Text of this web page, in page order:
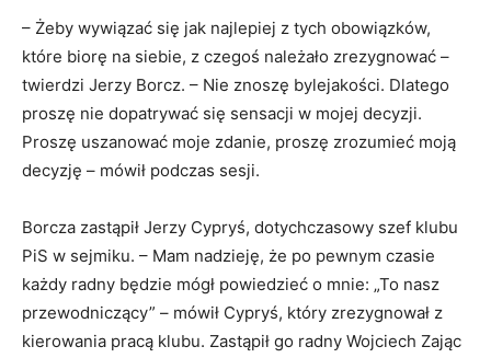
– Żeby wywiązać się jak najlepiej z tych obowiązków,
które biorę na siebie, z czegoś należało zrezygnować –
twierdzi Jerzy Borcz. – Nie znoszę bylejakości. Dlatego
proszę nie dopatrywać się sensacji w mojej decyzji.
Proszę uszanować moje zdanie, proszę zrozumieć moją
decyzję – mówił podczas sesji.
Borcza zastąpił Jerzy Cypryś, dotychczasowy szef klubu
PiS w sejmiku. – Mam nadzieję, że po pewnym czasie
każdy radny będzie mógł powiedzieć o mnie: „To nasz
przewodniczący” – mówił Cypryś, który zrezygnował z
kierowania pracą klubu. Zastąpił go radny Wojciech Zając